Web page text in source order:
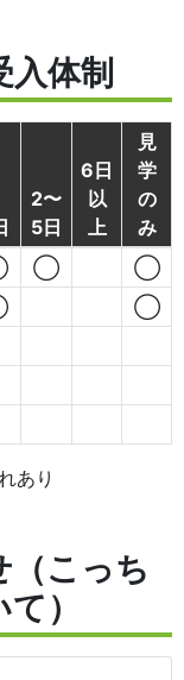
体制
2〜
5日
6日
以
上
見
学
の
み
◯
◯
◯
あり
（こっち
）